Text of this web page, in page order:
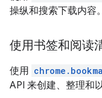
操纵和搜索下载内容。
使用书签和阅读
使用
API 来创建、整理和